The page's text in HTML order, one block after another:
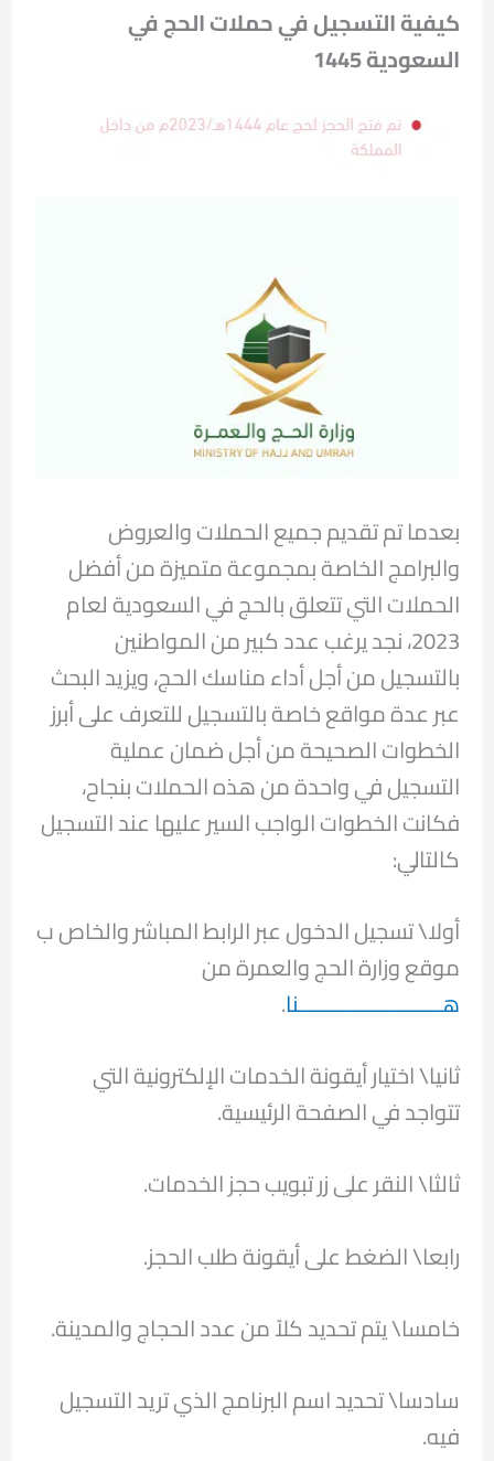
كيفية التسجيل في حملات الحج في
السعودية 1445
بعدما تم تقديم جميع الحملات والعروض
والبرامج الخاصة بمجموعة متميزة من أفضل
الحملات التي تتعلق بالحج في السعودية لعام
2023، نجد يرغب عدد كبير من المواطنين
بالتسجيل من أجل أداء مناسك الحج، ويزيد البحث
عبر عدة مواقع خاصة بالتسجيل للتعرف على أبرز
الخطوات الصحيحة من أجل ضمان عملية
التسجيل في واحدة من هذه الحملات بنجاح،
فكانت الخطوات الواجب السير عليها عند التسجيل
كالتالي:
أولا\ تسجيل الدخول عبر الرابط المباشر والخاص ب
موقع وزارة الحج والعمرة من
هــــــــــــــــــــــــــنا.
ثانيا\ اختيار أيقونة الخدمات الإلكترونية التي
تتواجد في الصفحة الرئيسية.
ثالثا\ النقر على زر تبويب حجز الخدمات.
رابعا\ الضغط على أيقونة طلب الحجز.
خامسا\ يتم تحديد كلاً من عدد الحجاج والمدينة.
سادسا\ تحديد اسم البرنامج الذي تريد التسجيل
فيه.